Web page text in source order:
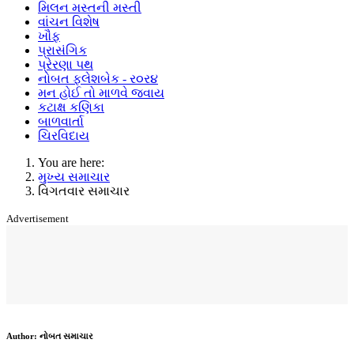
મિલન મસ્તની મસ્તી
વાંચન વિશેષ
ખૌફ
પ્રાસંગિક
પ્રેરણા પથ
નોબત ફ્લેશબેક - ર૦ર૪
મન હોઈ તો માળવે જવાય
કટાક્ષ કણિકા
બાળવાર્તા
ચિરવિદાય
You are here:
મુખ્ય સમાચાર
વિગતવાર સમાચાર
Advertisement
Author: નોબત સમાચાર